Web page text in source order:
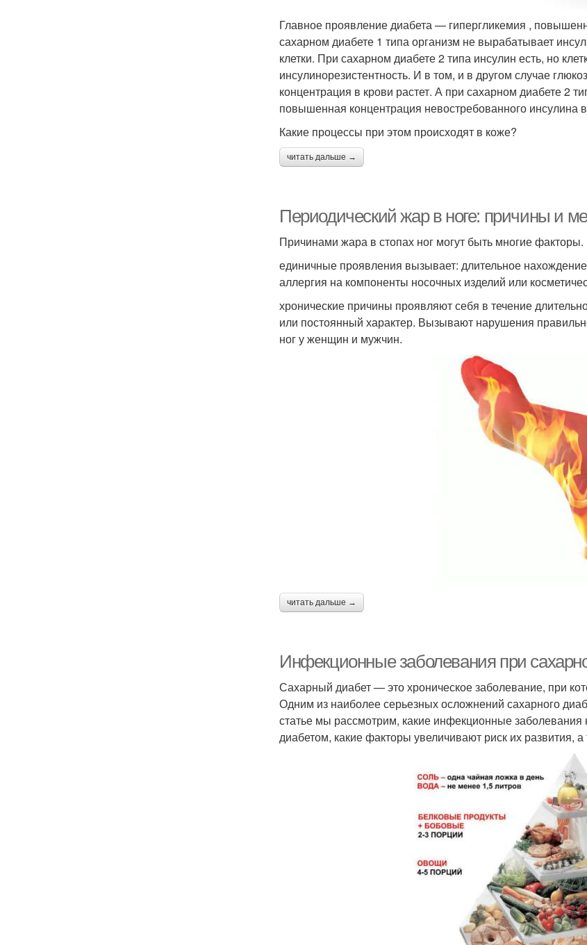
Главное проявление диабета — гипергликемия ,
сахарном диабете 1 типа организм не вырабатывает
клетки. При сахарном диабете 2 типа инсулин есть, но
инсулинорезистентность. И в том, и в другом случае
концентрация в крови растет. А при сахарном диабете 2
повышенная концентрация невостребованного инсулина
Какие процессы при этом происходят в коже?
читать дальше →
Периодический жар в ноге: причины и
Причинами жара в стопах ног могут быть многие
единичные проявления вызывает: длительное
аллергия на компоненты носочных изделий или
хронические причины проявляют себя в течение
или постоянный характер. Вызывают нарушения
ног у женщин и мужчин.
читать дальше →
Инфекционные заболевания при
Сахарный диабет — это хроническое заболевание, при
Одним из наиболее серьезных осложнений сахарного
статье мы рассмотрим, какие инфекционные
диабетом, какие факторы увеличивают риск их развития, а